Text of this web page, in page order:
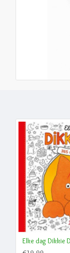
Elke dag Dikkie